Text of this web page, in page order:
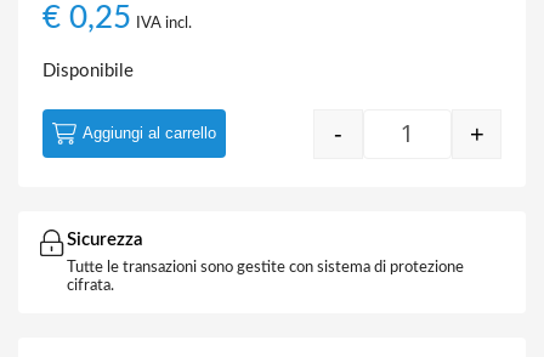
€ 0,25 IVA incl.
Disponibile
Cavo
- +
Aggiungi al carrello
Sicurezza
Tutte le transazioni sono gestite con sistema di protezione
cifrata.